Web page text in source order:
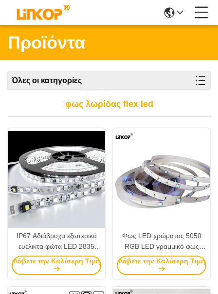
Προϊόντα
Όλες οι κατηγορίες
φως λωρίδας flex led
IP67 Αδιάβροχα εξωτερικά
ευέλικτα φώτα LED 2835
12V 60 φώτα/μ μονοχρώμα
Λάβετε την Καλύτερη Τιμή
Φως LED χρώματος 5050
RGB LED γραμμικό φως
DC5V 30 LED/M IP20
Λάβετε την Καλύτερη Τιμή